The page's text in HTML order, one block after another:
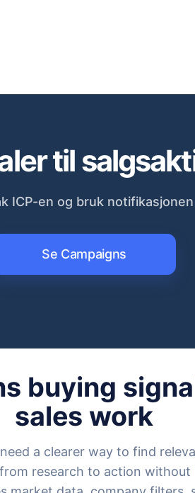
til
ICP-en og bruk
Se Campaigns
buying
sales work
a clearer way to find
research to action